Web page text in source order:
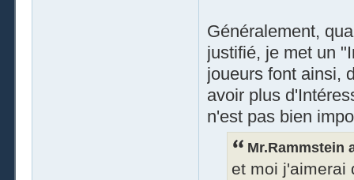
Généralement,
justifié, je met un
joueurs font ainsi,
avoir plus
n'est pas bien
Mr.Rammstein
et moi j'aimerai